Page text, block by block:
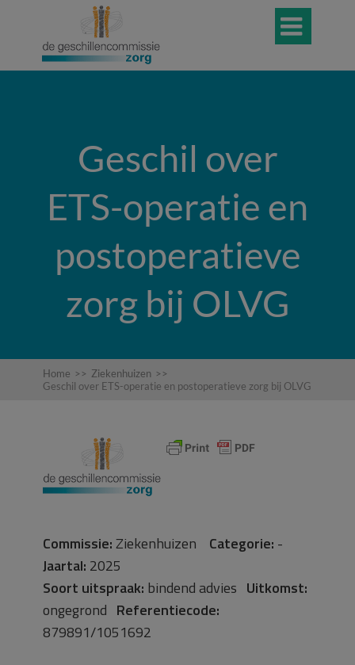

Geschil over
ETS-operatie en
postoperatieve
zorg bij OLVG
Home >> Ziekenhuizen >>
Geschil over ETS-operatie en postoperatieve zorg bij OLVG
Commissie:Ziekenhuizen Categorie: -
Jaartal: 2025
Soort uitspraak: bindend advies Uitkomst:
ongegrond Referentiecode:
879891/1051692